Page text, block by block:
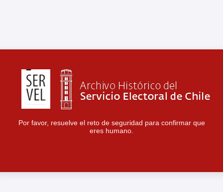
Por favor, resuelve el reto de seguridad para confirmar que
eres humano.